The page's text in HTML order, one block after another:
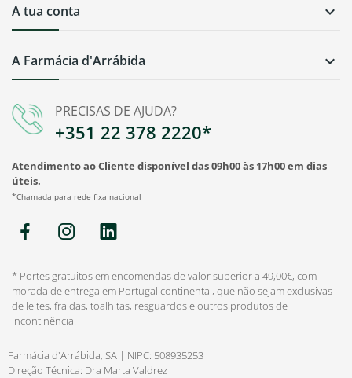
PRECISAS DE AJUDA?
+351 22 378 2220*
Atendimento ao Cliente disponível das 09h00 às 17h00 em dias
úteis.
*Chamada para rede fixa nacional
A Farmácia d'Arrábida 
A tua conta 
* Portes gratuitos em encomendas de valor superior a 49,00€, com
morada de entrega em Portugal continental, que não sejam exclusivas
de leites, fraldas, toalhitas, resguardos e outros produtos de
incontinência.
Farmácia d'Arrábida, SA | NIPC: 508935253
Direção Técnica: Dra Marta Valdrez